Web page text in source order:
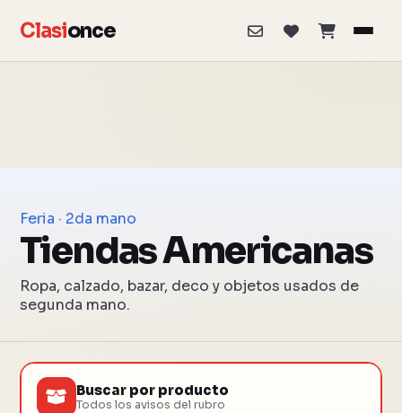
Clasionce
Feria · 2da mano
Tiendas Americanas
Ropa, calzado, bazar, deco y objetos usados de
segunda mano.
Buscar por producto
Todos los avisos del rubro